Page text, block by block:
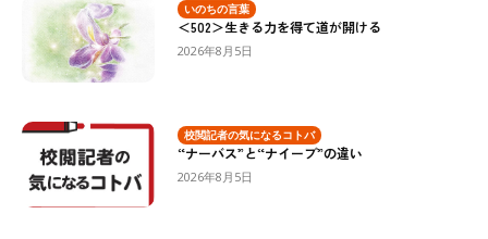
いのちの言葉
＜502＞生きる力を得て道が開ける
2026年8月5日
校閲記者の気になるコトバ
“ナーバス”と“ナイーブ”の違い
2026年8月5日